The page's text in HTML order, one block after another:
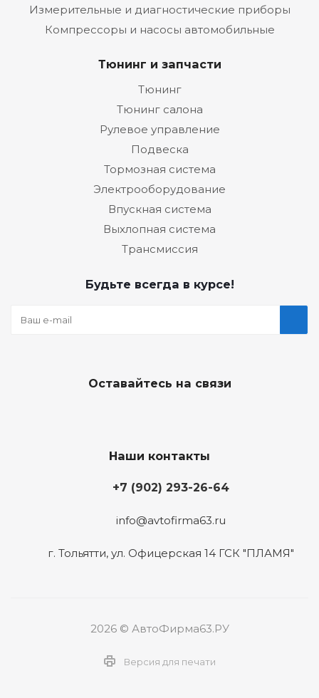
Измерительные и диагностические приборы
Компрессоры и насосы автомобильные
Тюнинг и запчасти
Тюнинг
Тюнинг салона
Рулевое управление
Подвеска
Тормозная система
Электрооборудование
Впускная система
Выхлопная система
Трансмиссия
Будьте всегда в курсе!
Оставайтесь на связи
Наши контакты
+7 (902) 293-26-64
info@avtofirma63.ru
г. Тольятти, ул. Офицерская 14 ГСК "ПЛАМЯ"
2026 © АвтоФирма63.РУ
Версия для печати